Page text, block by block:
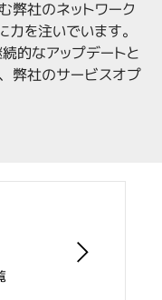
弊社のネットワーク
力を注いでいます。
的なアップデートと
弊社のサービスオプ